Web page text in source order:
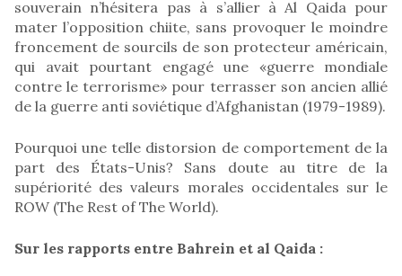
souverain n’hésitera pas à s’allier à Al Qaida pour
mater l’opposition chiite, sans provoquer le moindre
froncement de sourcils de son protecteur américain,
qui avait pourtant engagé une «guerre mondiale
contre le terrorisme» pour terrasser son ancien allié
de la guerre anti soviétique d’Afghanistan (1979-1989).
Pourquoi une telle distorsion de comportement de la
part des États-Unis? Sans doute au titre de la
supériorité des valeurs morales occidentales sur le
ROW (The Rest of The World).
Sur les rapports entre Bahrein et al Qaida :